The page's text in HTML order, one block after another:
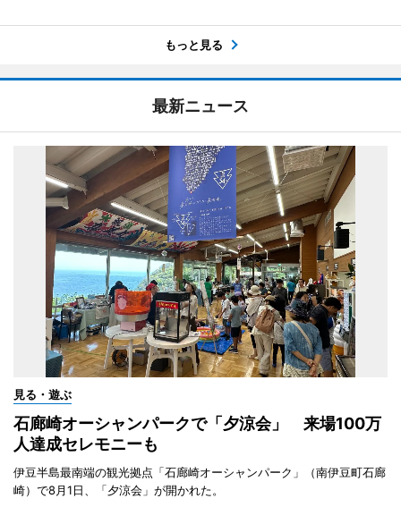
もっと見る
最新ニュース
見る・遊ぶ
石廊崎オーシャンパークで「夕涼会」 来場100万
人達成セレモニーも
伊豆半島最南端の観光拠点「石廊崎オーシャンパーク」（南伊豆町石廊
崎）で8月1日、「夕涼会」が開かれた。